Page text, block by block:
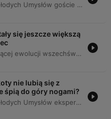
W tym odcinku Letniej Akademii Młodych Umysłów goście odpowiadają na pytania dzieci dotyczące technologii, kosmosu i historii. Rozmowy obejmują tematy takie jak budowa cyberprzestrzeni, komunikacja z Marsa oraz ewolucyjny wpływ gotowania na organizm człowieka. Eksperci poruszają również kwestie ekologiczne i technologiczne, wyjaśniając procesy uzdatniania wody w poznańskim Akwanecie oraz złożoność produkcji plastiku. Dyskusja obejmuje także wyzwania związane z recyklingiem, rolę tworzyw sztucznych w medycynie oraz znaczenie opakowań wielorazowych dla ochrony środowiska.
się jeszcze większą
Odcinek poświęcony jest fascynującej ewolucji wszechświata, od gęstej plazmy po złożone struktury galaktyczne. Rozmówcy analizują różnorodność galaktyk, procesy ich zderzeń oraz rolę ciemnej materii i energii w kształtowaniu kosmosu, przyglądając się jednocześnie strukturze Drogi Mlecznej. Program omawia przełomowe znaczenie nowoczesnych technologii, takich jak teleskop Jamesa Webba, który dostarcza danych podważających dotychczasowe modele kosmologiczne. Eksperci poruszają tematy odkryć Edwina Hubble'a, zagadki „małych czerwonych kropek” oraz nadchodzących rewolucji w astronomii dzięki nowym obserwatoriom.
nie lubią się z
śpią do góry nogami?
W tym odcinku Letniej Akademii Młodych Umysłów eksperci odpowiadają na fascynujące pytania dotyczące świata zwierząt. Rozważamy mechanizmy zachowań domowych pupili, takie jak wycie psów czy relacje między kotami a psami, oraz badamy biologiczne zależności między wielkością organizmu a długością życia. Program przybliża również tajemnice innych gatunków – od mechanizmu widzenia u kotów i ochrony jeży, przez funkcjonowanie nietoperzy i ryb, aż po inteligencję delfinów. Na koniec dr Mikołaj Kaczmarski analizuje biologiczną możliwość istnienia smoków, rozważając ograniczenia fizyczne latających stworzeń oraz kulturowe postrzeganie tych legendarnych istot.